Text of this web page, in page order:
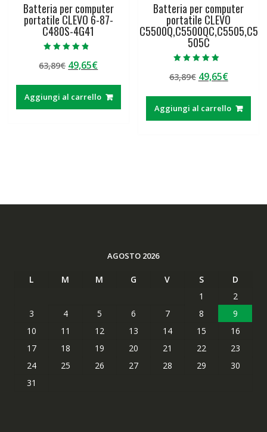
Batteria per computer
portatile CLEVO 6-87-
C480S-4G41
4.50
su 5
63,89€ Il
originale
era:
49,65€Il
attuale
è:
Aggiungi al carrello
Batteria per computer
portatile CLEVO
C5500Q,C5500QC,C5505,C5
505C
5.00
su 5
63,89€ Il
originale
era:
49,65€Il
attuale
è:
Aggiungi al carrello
AGOSTO 2026
L M M G V S
D
1
2
3
4 5 6 7 8
9
10
11 12 13 14 15
16
17
18 19 20 21 22
23
24
25 26 27 28 29
30
31